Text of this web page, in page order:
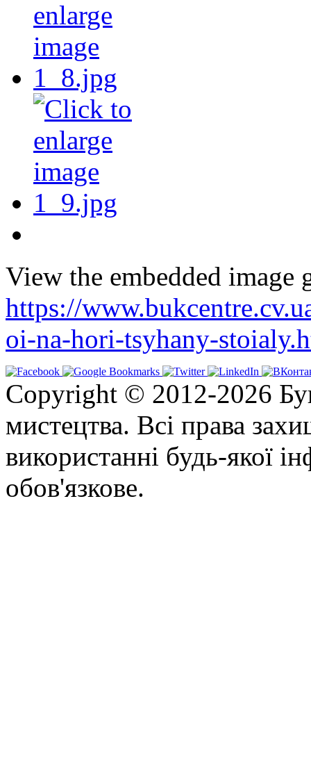
View the embedded image
https://
oi-na-hori-tsyhany-
Copyright © 2012-2026
мистецтва. Всі права
використанні будь-якої
обов'язкове.